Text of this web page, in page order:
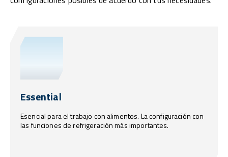
Essential
Esencial para el trabajo con alimentos. La configuración con
las funciones de refrigeración más importantes.